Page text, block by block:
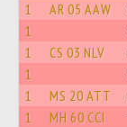
1 AR 05 AAW
1
1 CS 03 NLV
1
1 MS 20 ATT
1 MH 60 CCI